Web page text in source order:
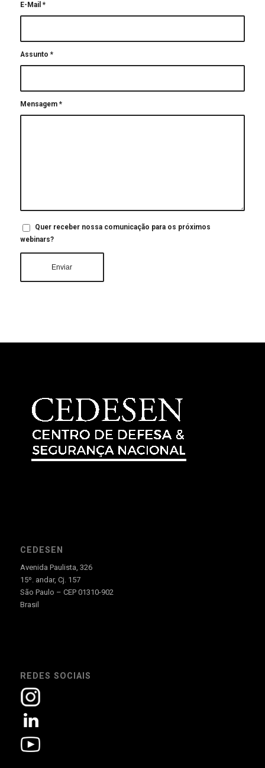
E-Mail *
Assunto *
Mensagem *
Quer receber nossa comunicação para os próximos
webinars?
CEDESEN
Avenida Paulista, 326
15º. andar, Cj. 157
São Paulo – CEP 01310-902
Brasil
REDES SOCIAIS